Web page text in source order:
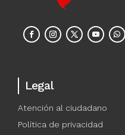
Legal
Atención al ciudadano
Política de privacidad